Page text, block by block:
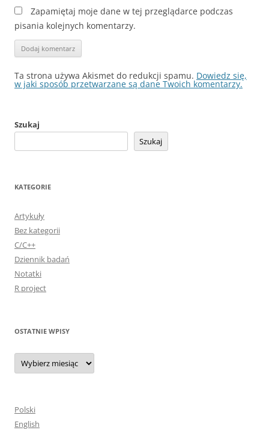
Zapamiętaj moje dane w tej przeglądarce podczas
pisania kolejnych komentarzy.
Ta strona używa Akismet do redukcji spamu. Dowiedz się,
w jaki sposób przetwarzane są dane Twoich komentarzy.
Szukaj
Szukaj
KATEGORIE
Artykuły
Bez kategorii
C/C++
Dziennik badań
Notatki
R project
OSTATNIE WPISY
Ostatnie
wpisy
Polski
English